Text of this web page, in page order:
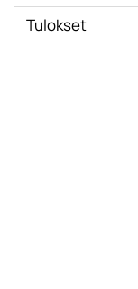
Tulokset